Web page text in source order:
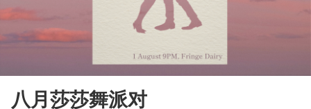
八月莎莎舞派对